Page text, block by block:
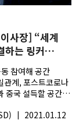
사장] “세계
하는 링커
참여해 공간
관계, 포스트코로나
중국 설득할 공간
| 2021.01.12